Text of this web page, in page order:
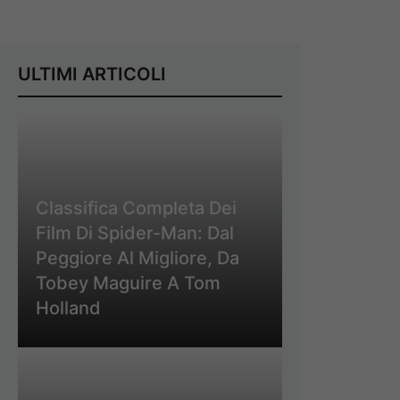
ULTIMI ARTICOLI
Classifica Completa Dei
Film Di Spider-Man: Dal
Peggiore Al Migliore, Da
Tobey Maguire A Tom
Holland